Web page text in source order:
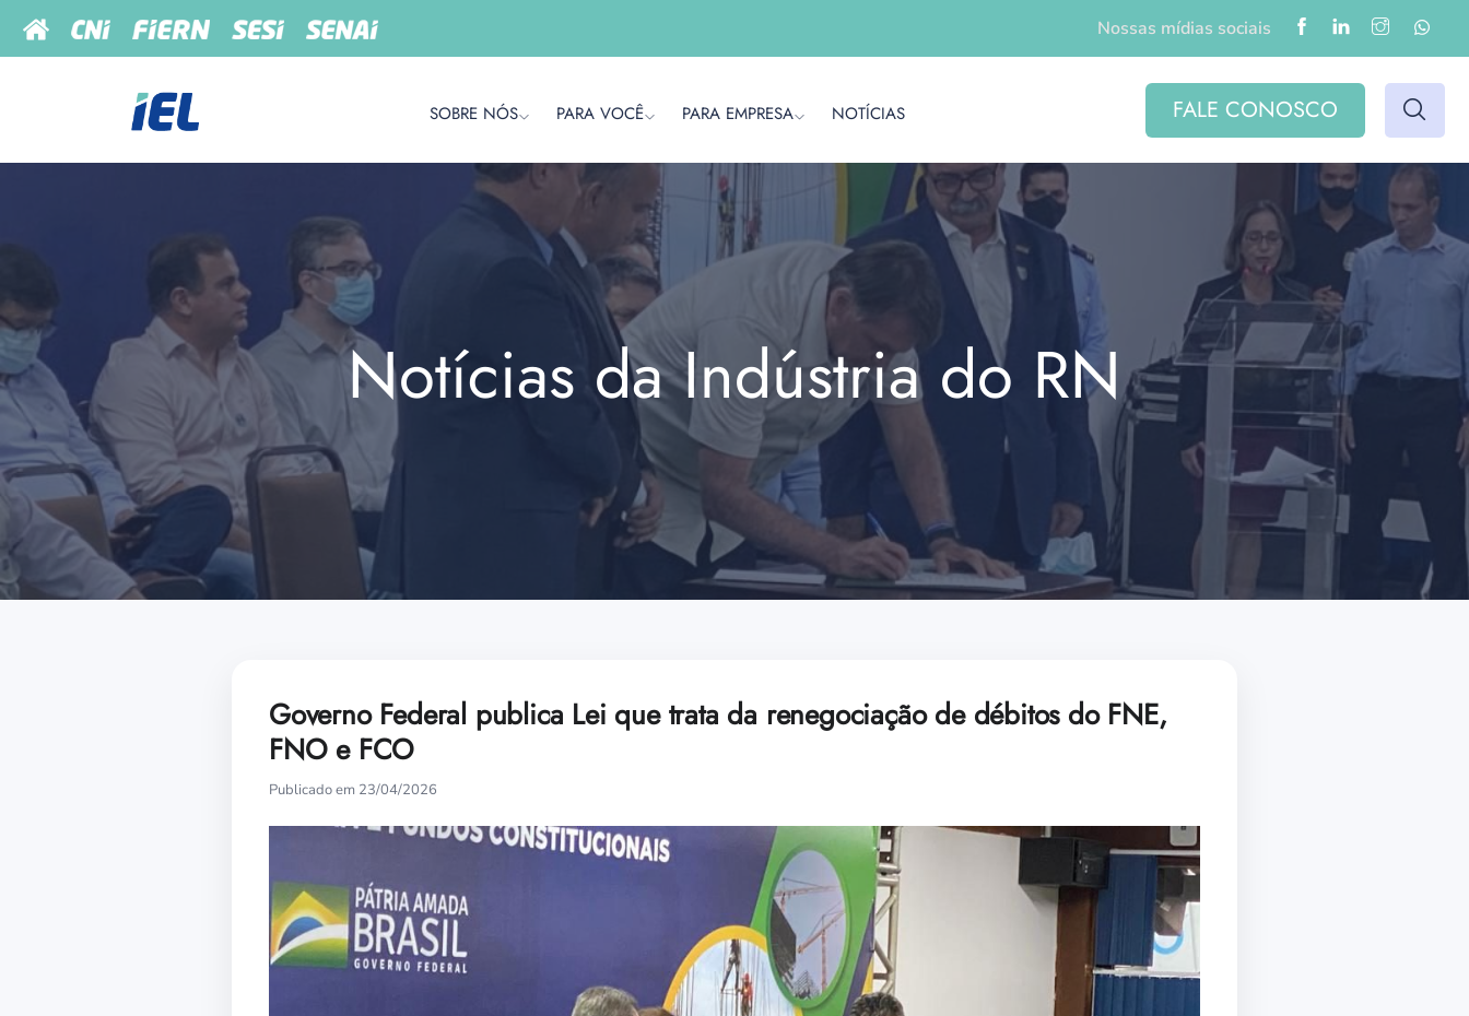
Nossas mídias sociais
SOBRE NÓS PARA VOCÊ PARA EMPRESA NOTÍCIAS FALE CONOSCO
Notícias da Indústria do RN
Governo Federal publica Lei que trata da renegociação de débitos do FNE,
FNO e FCO
Publicado em 23/04/2026